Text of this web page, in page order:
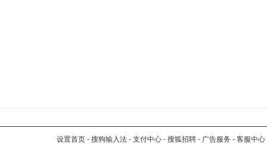
设置首页 - 搜狗输入法 - 支付中心 - 搜狐招聘 - 广告服务 - 客服中心